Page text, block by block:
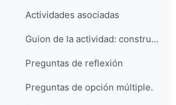
Actividades asociadas
Guion de la actividad: construye tu propio motor homopolar
Preguntas de reflexión
Preguntas de opción múltiple.